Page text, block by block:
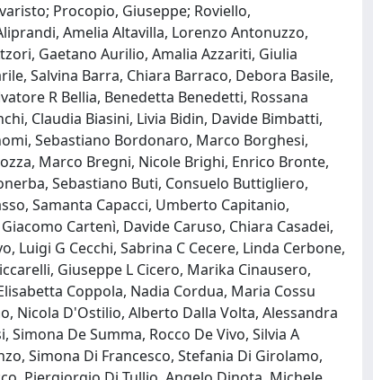
Procopio, Giuseppe; Roviello,
Amelia Altavilla, Lorenzo Antonuzzo,
Gaetano Aurilio, Amalia Azzariti, Giulia
Salvina Barra, Chiara Barraco, Debora Basile,
R Bellia, Benedetta Benedetti, Rossana
Claudia Biasini, Livia Bidin, Davide Bimbatti,
Sebastiano Bordonaro, Marco Borghesi,
Marco Bregni, Nicole Brighi, Enrico Bronte,
Sebastiano Buti, Consuelo Buttigliero,
Samanta Capacci, Umberto Capitanio,
Cartenì, Davide Caruso, Chiara Casadei,
Luigi G Cecchi, Sabrina C Cecere, Linda Cerbone,
Giuseppe L Cicero, Marika Cinausero,
Coppola, Nadia Cordua, Maria Cossu
Nicola D'Ostilio, Alberto Dalla Volta, Alessandra
De Summa, Rocco De Vivo, Silvia A
Simona Di Francesco, Stefania Di Girolamo,